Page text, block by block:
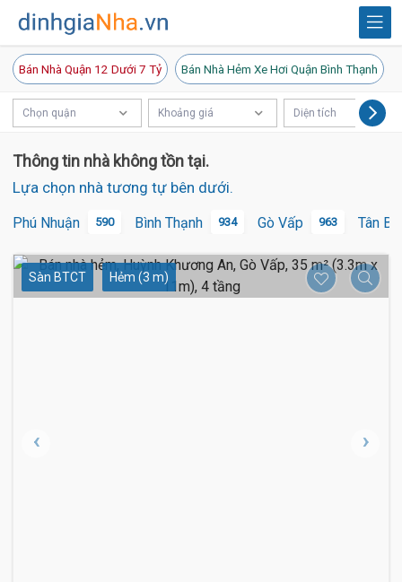
Bán Nhà Quận 12 Dưới 7 Tỷ Bán Nhà Hẻm Xe Hơi Quận Bình Thạnh
Chọn quận Khoảng giá Diện tích
Thông tin nhà không tồn tại.
Lựa chọn nhà tương tự bên dưới.
Phú Nhuận 590 Bình Thạnh 934 Gò Vấp 963 Tân
Sàn BTCT Hẻm (3 m)